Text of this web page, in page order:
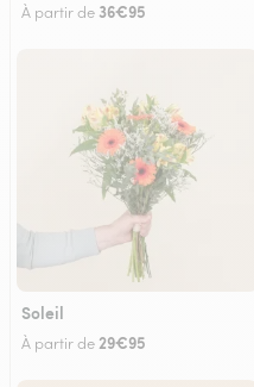
À partir de 36€95
Soleil
À partir de29€95